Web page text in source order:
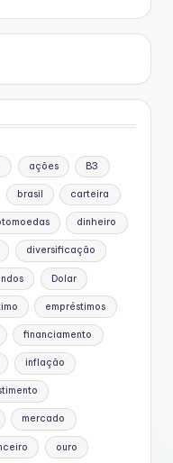
ações B3
brasil carteira
dinheiro
diversificação
Dolar
empréstimos
financiamento
inflação
mercado
ouro